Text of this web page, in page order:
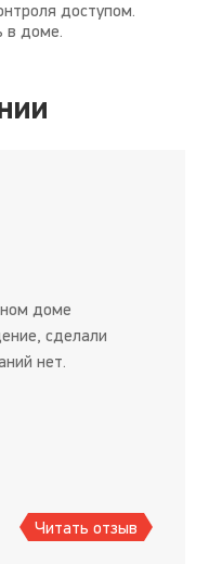
доступом.
в доме.
доме
сделали
нет.
Читать отзыв